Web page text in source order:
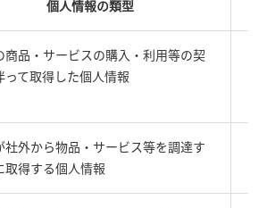
個人情報の類型
商品・サービスの購入・利用等の契
って取得した個人情報
社外から物品・サービス等を調達す
取得する個人情報